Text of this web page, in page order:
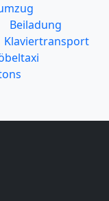
Beiladung
Klaviertransport